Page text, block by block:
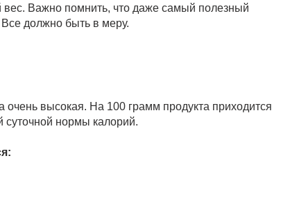
вес. Важно помнить, что даже самый полезный
Все должно быть в меру.
высокая. На 100 грамм продукта приходится
суточной нормы калорий.